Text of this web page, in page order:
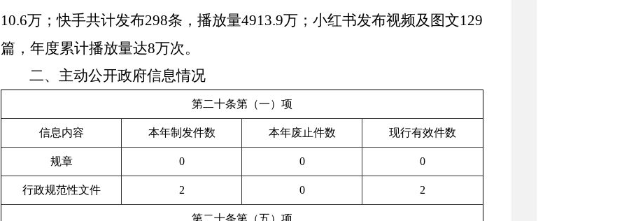
10.6万；快手共计发布298条，播放量4913.9万；小红书发布视频及图文129
篇，年度累计播放量达8万次。
二、主动公开政府信息情况
第二十条第（一）项
信息内容 本年制发件数 本年废止件数 现行有效件数
规章 0 0 0
行政规范性文件 2 0 2
第二十条第（五）项